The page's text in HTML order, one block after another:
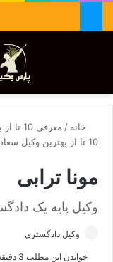
تغییر پوسته
خانه / معرفی 10 تا از بهترین وکیل تهران 🥇【آپدیت جدید】⚖️
10 تا از بهترین وکیل سعادت آباد 🥇【آپدیت جدید】⚖️
مونا ترابی
وکیل پایه یک
وکیل دادگستری
خواندن این مطلب 3 دقیقه زمان میبرد